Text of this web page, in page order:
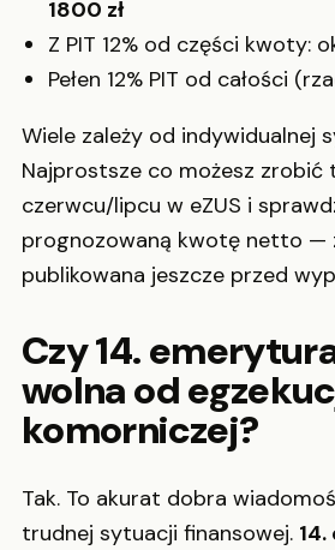
1800 zł
Z PIT 12% od części kwoty:
Pełen 12% PIT od całości
Wiele zależy od indywidualnej
Najprostsze co możesz zrobić
czerwcu/lipcu w eZUS i
prognozowaną kwotę netto —
publikowana jeszcze przed
Czy 14.
wolna od
komorniczej?
Tak. To akurat dobra
trudnej sytuacji finansowej.